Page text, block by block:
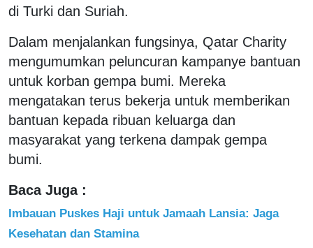
di Turki dan Suriah.
Dalam menjalankan fungsinya, Qatar Charity
mengumumkan peluncuran kampanye bantuan
untuk korban gempa bumi. Mereka
mengatakan terus bekerja untuk memberikan
bantuan kepada ribuan keluarga dan
masyarakat yang terkena dampak gempa
bumi.
Baca Juga :
Imbauan Puskes Haji untuk Jamaah Lansia: Jaga
Kesehatan dan Stamina